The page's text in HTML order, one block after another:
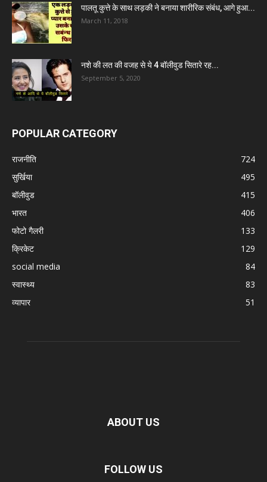
पालतू कुत्ते के साथ लड़की ने बनाया शारीरिक संबंध, आगे हुआ...
March 11, 2018
नशे की लत की वजह से ये 4 बॉलीवुड सितारे रह...
September 5, 2020
POPULAR CATEGORY
राजनीति
724
सुर्खिया
495
बॉलीवुड
415
भारत
406
फोटो गैलरी
133
क्रिकेट
129
social media
84
स्वास्थ्य
83
व्यापार
51
ABOUT US
FOLLOW US